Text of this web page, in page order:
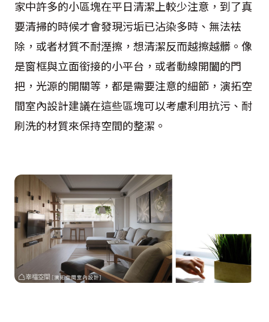
家中許多的小區塊在平日清潔上較少注意，到了真
要清掃的時候才會發現污垢已沾染多時、無法袪
除，或者材質不耐溼擦，想清潔反而越擦越髒。像
是窗框與立面銜接的小平台，或者動線開闔的門
把，光源的開關等，都是需要注意的細節，演拓空
間室內設計建議在這些區塊可以考慮利用抗污、耐
刷洗的材質來保持空間的整潔。